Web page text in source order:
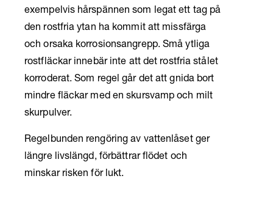
exempelvis hårspännen som legat ett tag på
den rostfria ytan ha kommit att missfärga
och orsaka korrosionsangrepp. Små ytliga
rostfläckar innebär inte att det rostfria stålet
korroderat. Som regel går det att gnida bort
mindre fläckar med en skursvamp och milt
skurpulver.
Regelbunden rengöring av vattenlåset ger
längre livslängd, förbättrar flödet och
minskar risken för lukt.